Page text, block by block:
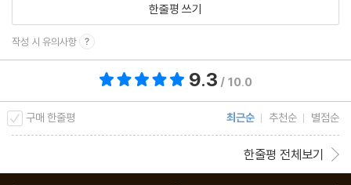
한줄평 쓰기
작성 시 유의사항
9.3 / 10.0
구매 한줄평 최근순 추천순 별점순
한줄평 전체보기